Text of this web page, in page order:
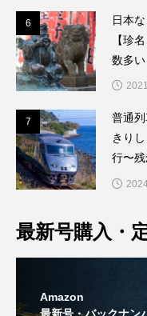
6
日本
【珍
数多い
7
普通
きり
行〜
「渡
最新号購入・
Amazon